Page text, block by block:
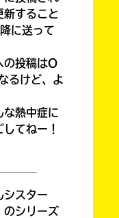
新すること
に送って
の投稿はO
るけど、よ
な熱中症に
てねー！
シスター
のシリーズ